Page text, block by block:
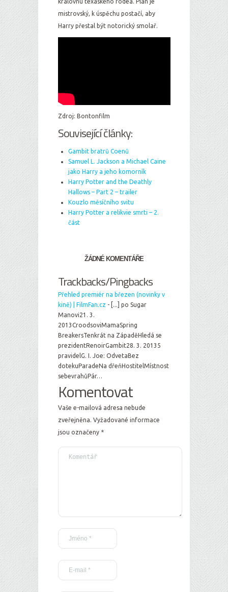
mistrovský, k úspěchu postačí, aby
Harry přestal být notorický smolař.
Zdroj: Bontonfilm
Související články:
Gambit bratrů Coenů
Samuel L. Jackson a Michael Caine
jako Harry a jeho komorník
Harry Potter and the Deathly
Hallows – Part 2 – trailer
Kouzlo měsíčního svitu
Harry Potter a relikvie smrti – 2.
část
ŽÁDNÉ KOMENTÁŘE
Trackbacks/Pingbacks
Přehled premiér na březen (novinky v
kině) | FilmFan.cz - [...] po Sugar
Manovi21. 3.
2013CroodsoviMamaSpring
BreakersTenkrát na ZápaděHledá se
prezidentRenoirGambit28. 3. 20135
pravidelG. I. Joe: OdvetaBez
dotekuParadeNa dřeňHostitelMístnost
sebevrahůPár…
Komentovat
Vaše e-mailová adresa nebude
zveřejněna. Vyžadované informace
jsou označeny *